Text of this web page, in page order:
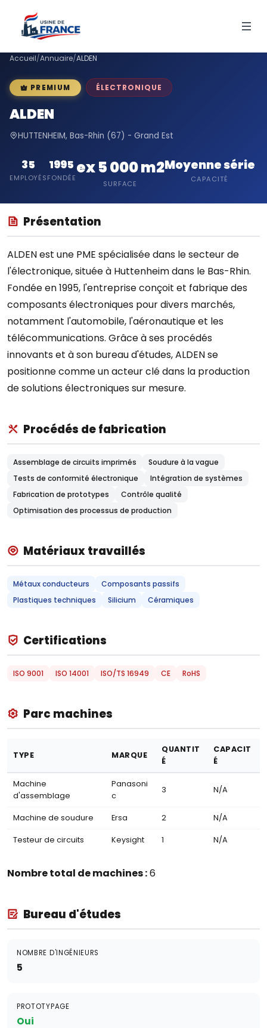
Accueil/Annuaire/ALDEN
PREMIUM ÉLECTRONIQUE
ALDEN
HUTTENHEIM, Bas-Rhin (67) - Grand Est
35
EMPLOYÉS
1995
FONDÉE
ex 5 000 m2
SURFACE
Moyenne série
CAPACITÉ
Présentation
ALDEN est une PME spécialisée dans le secteur de
l'électronique, située à Huttenheim dans le Bas-Rhin.
Fondée en 1995, l'entreprise conçoit et fabrique des
composants électroniques pour divers marchés,
notamment l'automobile, l'aéronautique et les
télécommunications. Grâce à ses procédés
innovants et à son bureau d'études, ALDEN se
positionne comme un acteur clé dans la production
de solutions électroniques sur mesure.
Procédés de fabrication
Assemblage de circuits imprimés
Soudure à la vague
Tests de conformité électronique
Intégration de systèmes
Fabrication de prototypes
Contrôle qualité
Optimisation des processus de production
Matériaux travaillés
Métaux conducteurs
Composants passifs
Plastiques techniques
Silicium Céramiques
Certifications
ISO 9001 ISO 14001 ISO/TS 16949 CE RoHS
Parc machines
TYPE MARQUE
QUANTIT
É
CAPACIT
É
Machine
d'assemblage
Panasoni
c
3 N/A
Machine de soudure Ersa 2 N/A
Testeur de circuits Keysight 1 N/A
Nombre total de machines :6
Bureau d'études
NOMBRE D'INGÉNIEURS
5
PROTOTYPAGE
Oui